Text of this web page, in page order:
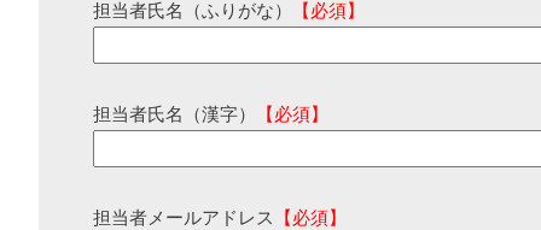
担当者氏名（ふりがな） 【必須】
担当者氏名（漢字） 【必須】
担当者メールアドレス 【必須】